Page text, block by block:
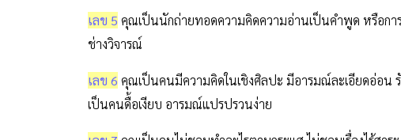
เลข 5 คุณเป็นนักถ่ายทอดความคิดความอ่านเป็นคำพูด หรือกา
ช่างวิจารณ์
เลข 6 คุณเป็นคนมีความคิดในเชิงศิลปะ มีอารมณ์ละเอียดอ่อน
เป็นคนดื้อเงียบ อารมณ์แปรปรวนง่าย